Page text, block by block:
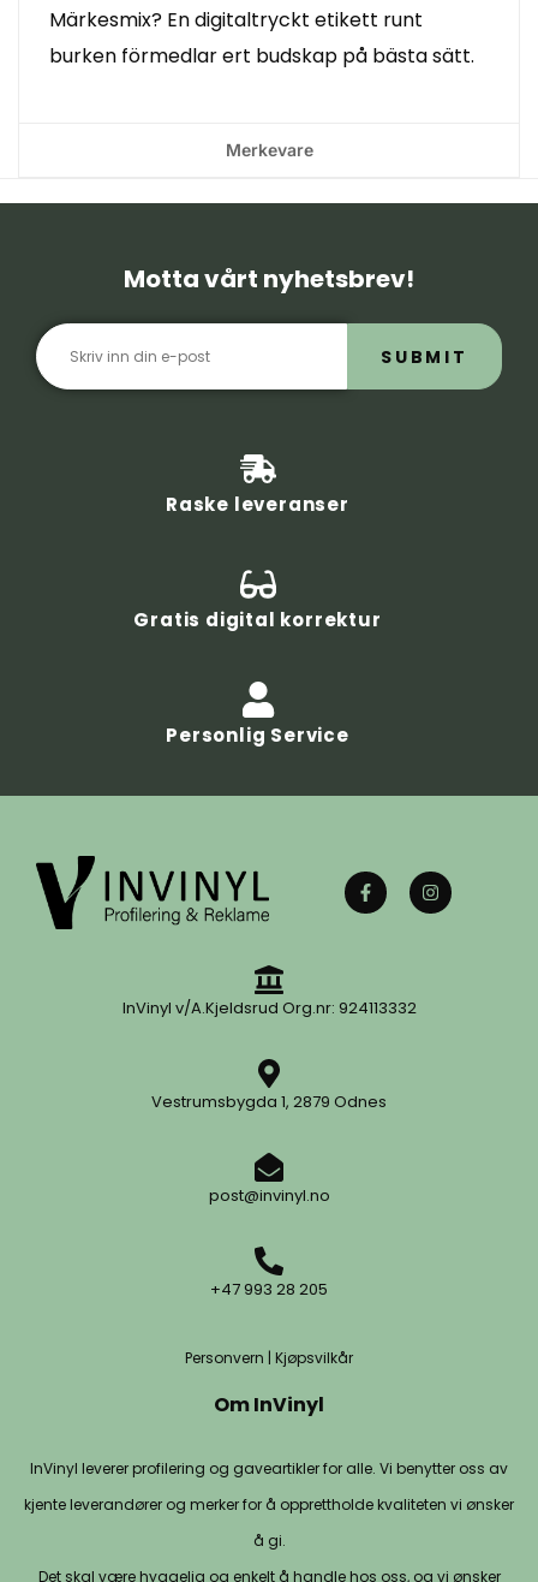
Märkesmix? En digitaltryckt etikett runt
burken förmedlar ert budskap på bästa sätt.
Merkevare
Motta vårt nyhetsbrev!
SUBMIT
Raske leveranser
Gratis digital korrektur
Personlig Service
InVinyl v/A.Kjeldsrud Org.nr: 924113332
Vestrumsbygda 1, 2879 Odnes
post@invinyl.no
+47 993 28 205
Personvern | Kjøpsvilkår
Om InVinyl
InVinyl leverer profilering og gaveartikler for alle. Vi benytter oss av
kjente leverandører og merker for å opprettholde kvaliteten vi ønsker
å gi.
Det skal være hyggelig og enkelt å handle hos oss, og vi ønsker